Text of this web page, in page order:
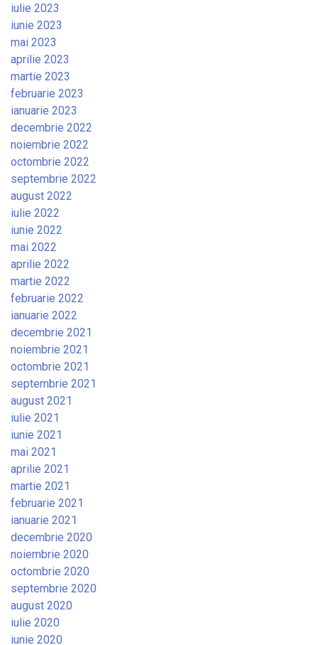
iulie 2023
iunie 2023
mai 2023
aprilie 2023
martie 2023
februarie 2023
ianuarie 2023
decembrie 2022
noiembrie 2022
octombrie 2022
septembrie 2022
august 2022
iulie 2022
iunie 2022
mai 2022
aprilie 2022
martie 2022
februarie 2022
ianuarie 2022
decembrie 2021
noiembrie 2021
octombrie 2021
septembrie 2021
august 2021
iulie 2021
iunie 2021
mai 2021
aprilie 2021
martie 2021
februarie 2021
ianuarie 2021
decembrie 2020
noiembrie 2020
octombrie 2020
septembrie 2020
august 2020
iulie 2020
iunie 2020